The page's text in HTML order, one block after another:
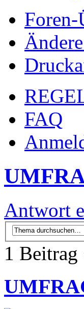
Foren-
FAQ
Antwort
1 Beitrag